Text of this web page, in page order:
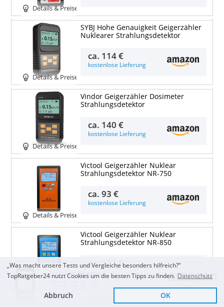
Zum Top Angebot
KOSTENLOSE LIEFERUNG Sofort Lieferbar
Details & Preise
Details & Preise
SYBJ Hohe Genauigkeit Geigerzähler
Nuklearer Strahlungsdetektor
ca. 114 €
kostenlose Lieferung
Details & Preise
Vindor Geigerzähler Dosimeter
Strahlungsdetektor
ca. 140 €
kostenlose Lieferung
Details & Preise
Victool Geigerzähler Nuklear
Strahlungsdetektor NR-750
ca.93 €
kostenlose Lieferung
Victool Geigerzähler Nuklear
Strahlungsdetektor NR-850
ca.127 €
Victool Geigerzähler Nuklear
„Was macht unsere Tests und Vergleiche besonders hilfreich?“
TopRatgeber24 nutzt Cookies um die besten Tipps zu finden. Datenschutz
Abbruch OK